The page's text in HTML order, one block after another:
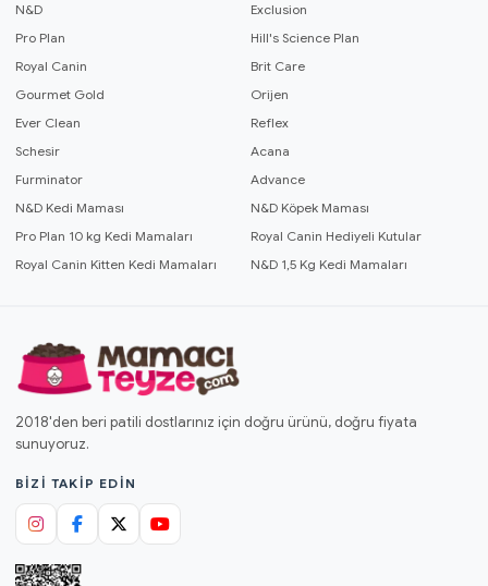
N&D
Exclusion
Pro Plan
Hill's Science Plan
Royal Canin
Brit Care
Gourmet Gold
Orijen
Ever Clean
Reflex
Schesir
Acana
Furminator
Advance
N&D Kedi Maması
N&D Köpek Maması
Pro Plan 10 kg Kedi Mamaları
Royal Canin Hediyeli Kutular
Royal Canin Kitten Kedi Mamaları
N&D 1,5 Kg Kedi Mamaları
2018'den beri patili dostlarınız için doğru ürünü, doğru fiyata
sunuyoruz.
BIZI TAKIP EDIN